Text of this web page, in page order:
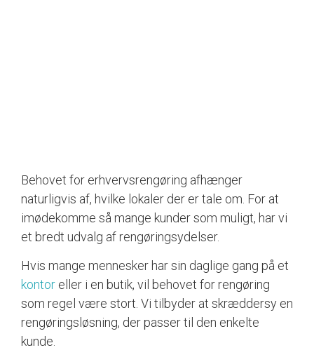
Behovet for erhvervsrengøring afhænger
naturligvis af, hvilke lokaler der er tale om. For at
imødekomme så mange kunder som muligt, har vi
et bredt udvalg af rengøringsydelser.
Hvis mange mennesker har sin daglige gang på et
kontor eller i en butik, vil behovet for rengøring
som regel være stort. Vi tilbyder at skræddersy en
rengøringsløsning, der passer til den enkelte
kunde.